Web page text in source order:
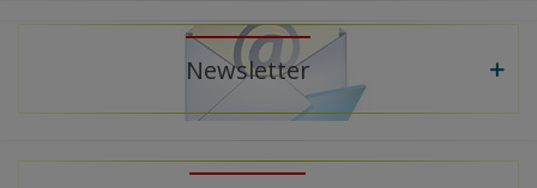
Newsletter